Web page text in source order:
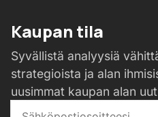
Kaupan tila
Syvällistä analyysiä
strategioista ja alan
uusimmat kaupan alan